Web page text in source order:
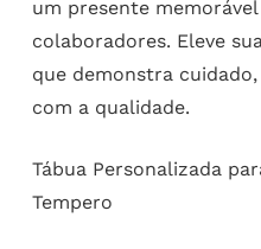
um presente
colaboradores. Eleve
que demonstra
com a qualidade.
Tábua Personalizada
Tempero